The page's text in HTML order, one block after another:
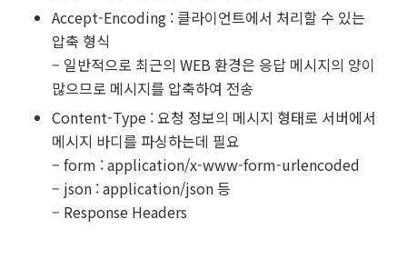
Accept-Encoding : 클라이언트에서 처리할 수 있는
압축 형식
– 일반적으로 최근의 WEB 환경은 응답 메시지의 양이
많으므로 메시지를 압축하여 전송
Content-Type : 요청 정보의 메시지 형태로 서버에서
메시지 바디를 파싱하는데 필요
– form : application/x-www-form-urlencoded
– json : application/json 등
– Response Headers